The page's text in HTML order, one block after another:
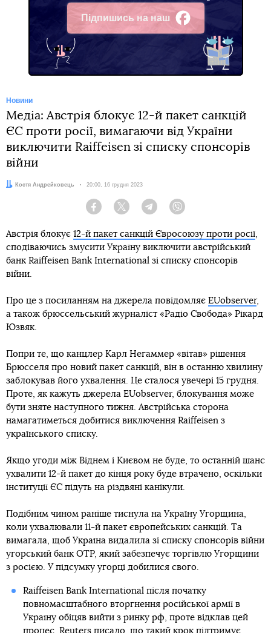
Підпишись на наш
Facebook
Новини
Медіа: Австрія блокує 12-й пакет санкцій
ЄС проти росії, вимагаючи від України
виключити Raiffeisen зі списку спонсорів
війни
Автор:Костя Андрейковець Дата:
20:00, 16 грудня 2023
Facebook Twitter Telegram
Австрія блокує 12-й пакет санкцій Євросоюзу проти росії,
сподіваючись змусити Україну виключити австрійський
банк Raiffeisen Bank International зі списку спонсорів
війни.
Про це з посиланням на джерела повідомляє EUobserver,
а також брюссельський журналіст «Радіо Свобода» Рікард
Юзвяк.
Попри те, що канцлер Карл Негаммер «вітав» рішення
Брюсселя про новий пакет санкцій, він в останню хвилину
заблокував його ухвалення. Це сталося увечері 15 грудня.
Проте, як кажуть джерела EUobserver, блокування може
бути зняте наступного тижня. Австрійська сторона
намагатиметься добитися виключення Raiffeisen з
українського списку.
Якщо угоди між Віднем і Києвом не буде, то останній шанс
ухвалити 12-й пакет до кінця року буде втрачено, оскільки
інституції ЄС підуть на різдвяні канікули.
Подібним чином раніше тиснула на Україну Угорщина,
коли ухвалювали 11-й пакет європейських санкцій. Та
вимагала, щоб Україна видалила зі списку спонсорів війни
угорський банк OTP, який забезпечує торгівлю Угорщини
з росією. У підсумку угорці добилися свого.
Raiffeisen Bank International після початку
повномасштабного вторгнення російської армії в
Україну обіцяв вийти з ринку рф, проте відклав цей
процес. Reuters писало, що такий крок підтримує